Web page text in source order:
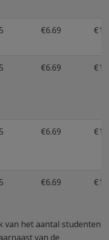
€6.69
€6.69
€6.69
€6.69
van het aantal studenten
van de